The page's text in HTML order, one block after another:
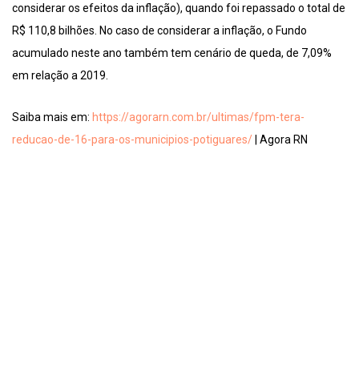
considerar os efeitos da inflação), quando foi repassado o total de
R$ 110,8 bilhões. No caso de considerar a inflação, o Fundo
acumulado neste ano também tem cenário de queda, de 7,09%
em relação a 2019.
Saiba mais em: https://agorarn.com.br/ultimas/fpm-tera-
reducao-de-16-para-os-municipios-potiguares/ | Agora RN